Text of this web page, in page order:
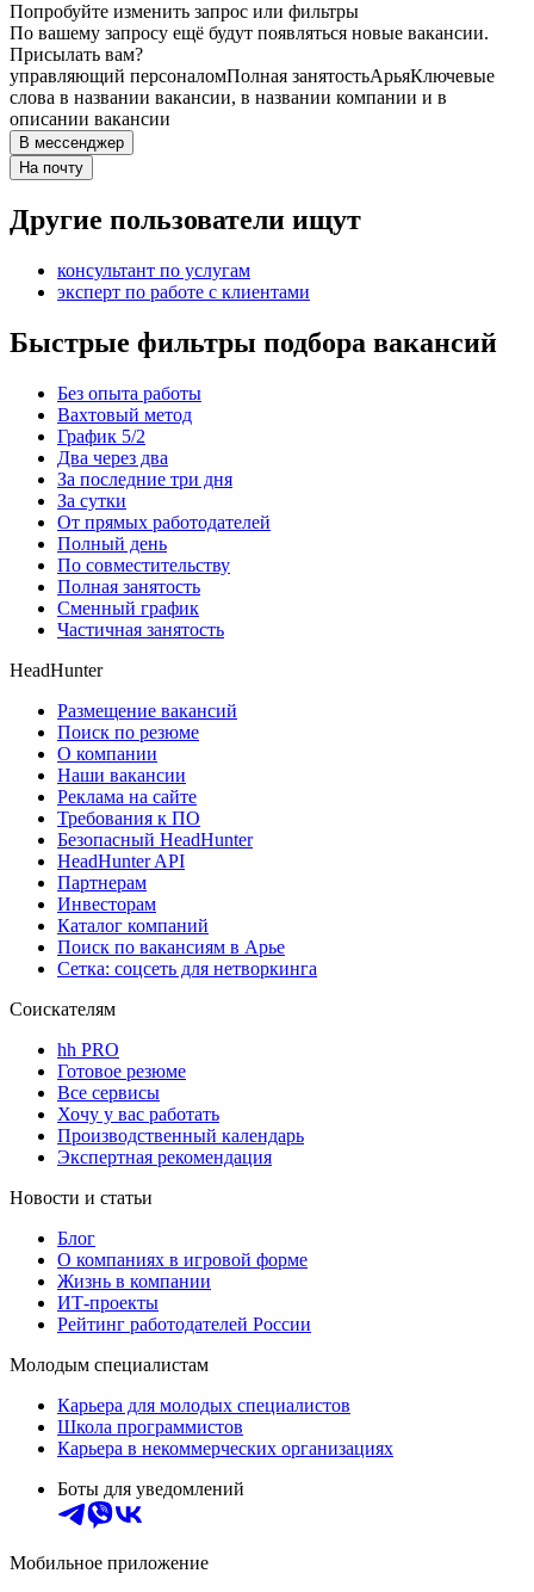
Попробуйте изменить запрос или фильтры
По вашему запросу ещё будут появляться новые вакансии.
Присылать вам?
управляющий персоналомПолная занятостьАрьяКлючевые
слова в названии вакансии, в названии компании и в
описании вакансии
В мессенджер
На почту
Другие пользователи ищут
консультант по услугам
эксперт по работе с клиентами
Быстрые фильтры подбора вакансий
Без опыта работы
Вахтовый метод
График 5/2
Два через два
За последние три дня
За сутки
От прямых работодателей
Полный день
По совместительству
Полная занятость
Сменный график
Частичная занятость
HeadHunter
Размещение вакансий
Поиск по резюме
О компании
Наши вакансии
Реклама на сайте
Требования к ПО
Безопасный HeadHunter
HeadHunter API
Партнерам
Инвесторам
Каталог компаний
Поиск по вакансиям в Арье
Сетка: соцсеть для нетворкинга
Соискателям
hh PRO
Готовое резюме
Все сервисы
Хочу у вас работать
Производственный календарь
Экспертная рекомендация
Новости и статьи
Блог
О компаниях в игровой форме
Жизнь в компании
ИТ-проекты
Рейтинг работодателей России
Молодым специалистам
Карьера для молодых специалистов
Школа программистов
Карьера в некоммерческих организациях
Боты для уведомлений
Мобильное приложение